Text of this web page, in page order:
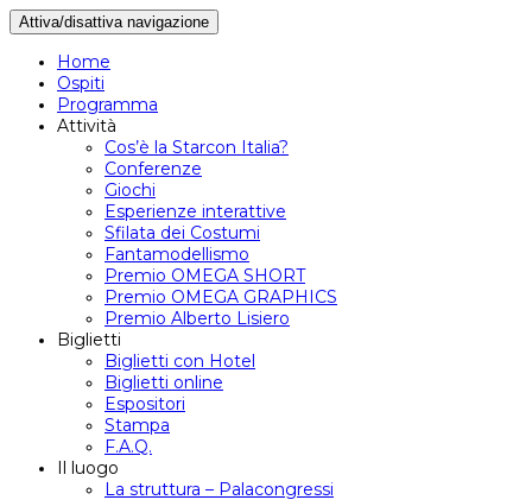
Attiva/disattiva navigazione
Home
Ospiti
Programma
Attività
Cos’è la Starcon Italia?
Conferenze
Giochi
Esperienze interattive
Sfilata dei Costumi
Fantamodellismo
Premio OMEGA SHORT
Premio OMEGA GRAPHICS
Premio Alberto Lisiero
Biglietti
Biglietti con Hotel
Biglietti online
Espositori
Stampa
F.A.Q.
Il luogo
La struttura – Palacongressi